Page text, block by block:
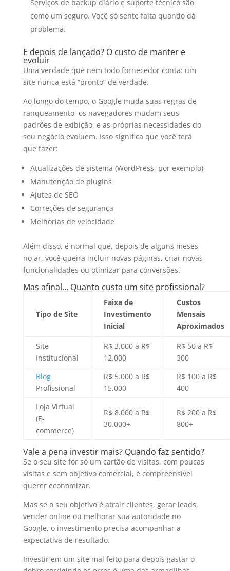
Serviços de backup diário e suporte técnico são
como um seguro. Você só sente falta quando dá
problema.
E depois de lançado? O custo de manter e
evoluir
Uma verdade que nem todo fornecedor conta: um
site nunca está “pronto” de verdade.
Ao longo do tempo, o Google muda suas regras de
ranqueamento, os navegadores mudam seus
padrões de exibição, e as próprias necessidades do
seu negócio evoluem. Isso significa que você terá
que fazer:
Atualizações de sistema (WordPress, por exemplo)
Manutenção de plugins
Ajutes de SEO
Correções de segurança
Melhorias de velocidade
Além disso, é normal que, depois de alguns meses
no ar, você queira incluir novas páginas, criar novas
funcionalidades ou otimizar para conversões.
Mas afinal… Quanto custa um site profissional?
Tipo de Site
Faixa de
Investimento
Inicial
Custos
Mensais
Aproximados
Site
Institucional
R$ 3.000 a R$
12.000
R$ 50 a R$
300
Blog
Profissional
R$ 5.000 a R$
15.000
R$ 100 a R$
400
Loja Virtual
(E-
commerce)
R$ 8.000 a R$
30.000+
R$ 200 a R$
800+
Vale a pena investir mais? Quando faz sentido?
Se o seu site for só um cartão de visitas, com poucas
visitas e sem objetivo comercial, é compreensível
querer economizar.
Mas se o seu objetivo é atrair clientes, gerar leads,
vender online ou melhorar sua autoridade no
Google, o investimento precisa acompanhar a
expectativa de resultado.
Investir em um site mal feito para depois gastar o